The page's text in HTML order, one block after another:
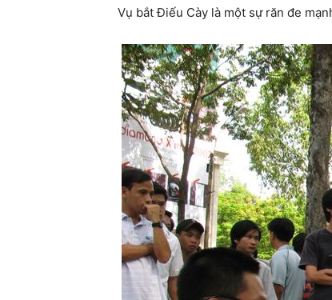
Vụ bắt Điếu Cày là một sự răn đe